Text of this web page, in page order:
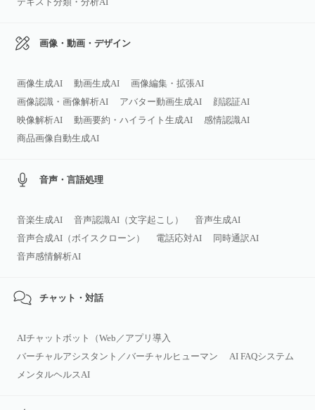
画像・動画・デザイン
画像生成AI 動画生成AI
画像編集・拡張AI
画像認識・画像解析AI
アバター動画生成AI
顔認証AI
映像解析AI
動画要約・ハイライト生成AI
感情認識AI
商品画像自動生成AI
音声・言語処理
音楽生成AI 音声認識AI（文字起こし）
音声生成AI
音声合成AI（ボイスクローン）
電話応対AI
同時通訳AI
音声感情解析AI
チャット・対話
AIチャットボット（Web／アプリ導入
バーチャルアシスタント／バーチャルヒューマン
AI FAQシステム
メンタルヘルスAI